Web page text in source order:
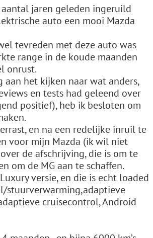
aantal jaren geleden ingeruild
auto een mooi Mazda
tevreden met deze auto was
range in de koude maanden
onrust.
aan het kijken naar wat anders,
en tests had geleend over
positief), heb ik besloten om
en na een redelijke inruil te
voor mijn Mazda (ik wil niet
de afschrijving, die is om te
om de MG aan te schaffen.
versie, en die is echt loaded
stuurverwarming,adaptieve
cruisecontrol, Android